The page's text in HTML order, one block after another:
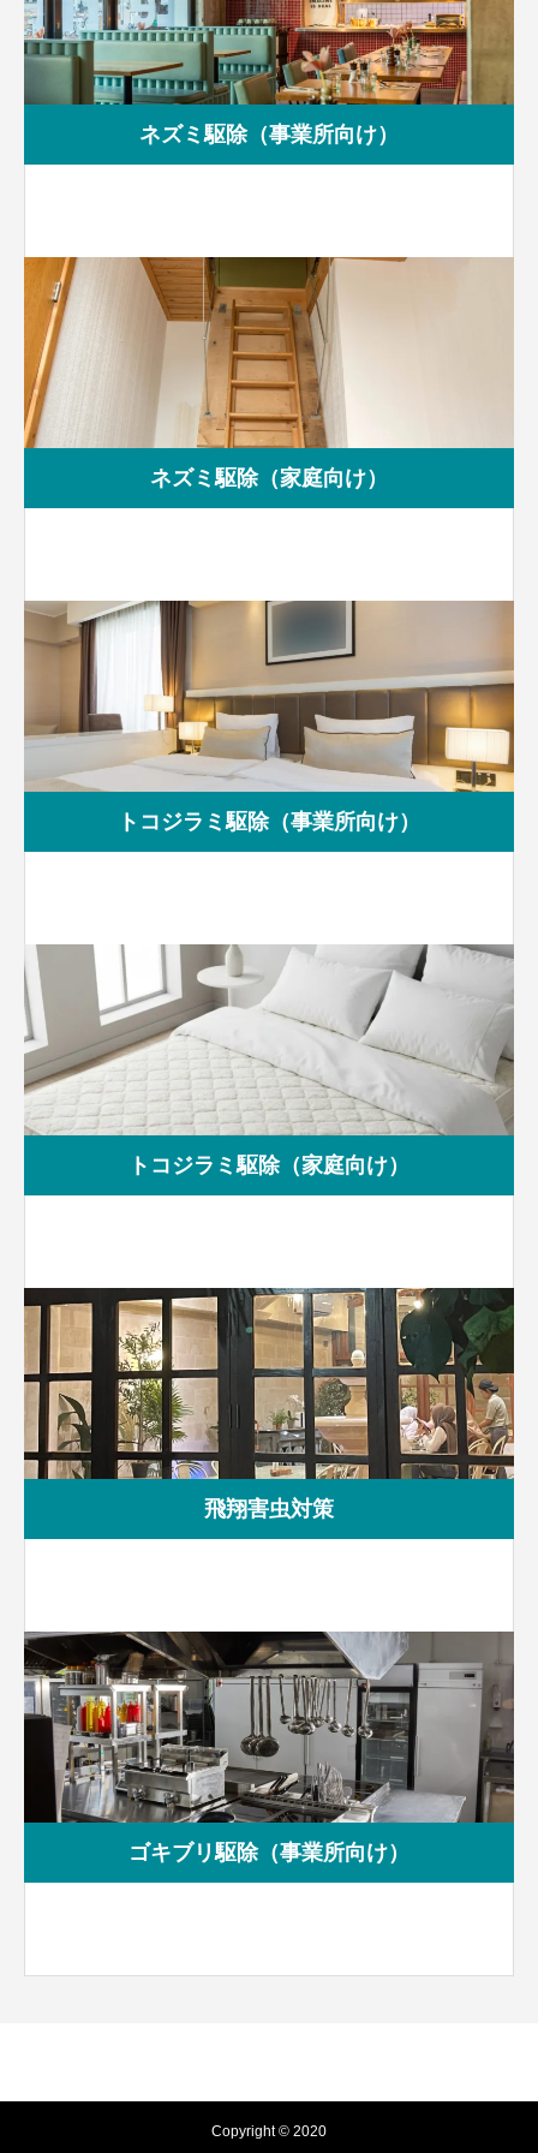
ネズミ駆除（事業所向け）
ネズミ駆除（家庭向け）
トコジラミ駆除（事業所向け）
トコジラミ駆除（家庭向け）
飛翔害虫対策
ゴキブリ駆除（事業所向け）
Copyright © 2020